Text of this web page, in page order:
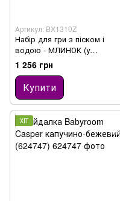
Артикул: BX1310Z
Набір для гри з піском і
водою - МЛИНОК (у
комплекті машинка, відерце)
(BX1310Z)
1 256 грн
Купити
ХІТ